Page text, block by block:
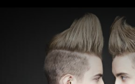
Jedward
News Musik Videos